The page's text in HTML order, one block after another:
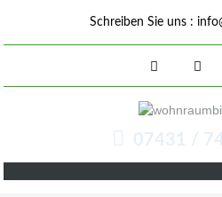
Schreiben Sie uns :
07431 /